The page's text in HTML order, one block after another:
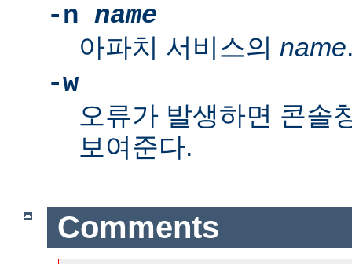
-n name
아파치 서비스의 name
-w
오류가 발생하면 콘솔
보여준다.
Comments